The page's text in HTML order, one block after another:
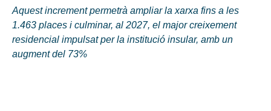
Aquest increment permetrà ampliar la xarxa fins a les
1.463 places i culminar, al 2027, el major creixement
residencial impulsat per la institució insular, amb un
augment del 73%